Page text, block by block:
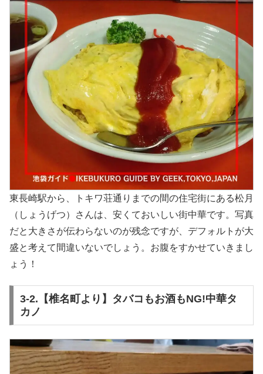
東長崎駅から、トキワ荘通りまでの間の住宅街にある松月
（しょうげつ）さんは、安くておいしい街中華です。写真
だと大きさが伝わらないのが残念ですが、デフォルトが大
盛と考えて間違いないでしょう。お腹をすかせていきまし
ょう！
3-2.【椎名町より】タバコもお酒もNG!中華タ
カノ